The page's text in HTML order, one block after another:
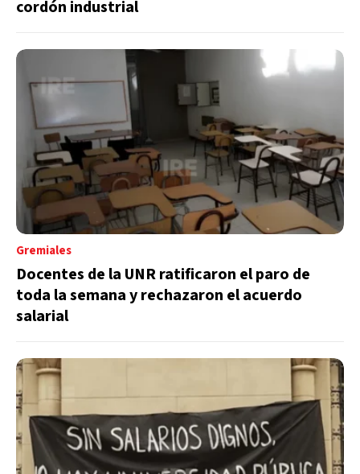
cordón industrial
Gremiales
Docentes de la UNR ratificaron el paro de
toda la semana y rechazaron el acuerdo
salarial